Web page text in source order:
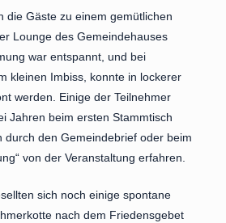
die Gäste zu einem gemütlichen
Lounge des Gemeindehauses
war entspannt, und bei
kleinen Imbiss, konnte in lockerer
werden. Einige der Teilnehmer
Jahren beim ersten Stammtisch
durch den Gemeindebrief oder beim
von der Veranstaltung erfahren.
sich noch einige spontane
nach dem Friedensgebet